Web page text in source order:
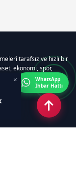
×
tarafsız ve hızlı bir
ekonomi, spor,
güvenilir ve anlık
WhatsApp
İhbar Hattı